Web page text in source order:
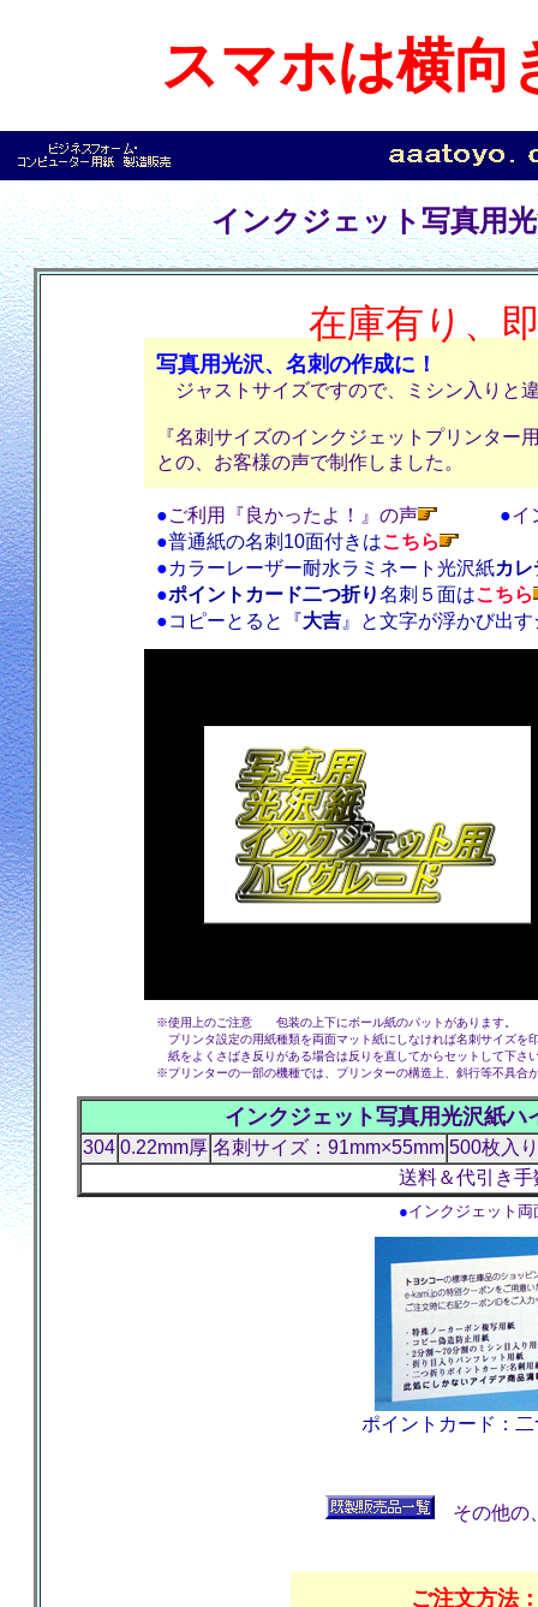
スマホは横向
インクジェット写真用
在庫有り、
写真用光沢、名刺の作成に！
ジャストサイズですので、ミシン入りと
『名刺サイズのインクジェットプリンタ
との、お客様の声で制作しました。
●ご利用『良かったよ！』の声 ●イ
●普通紙の名刺10面付きはこちら
●カラーレーザー耐水ラミネート光沢紙カ
●ポイントカード二つ折り名刺５面はこちら
●コピーとると『大吉 』と文字が浮かび出
※使用上のご注意 包装の上下にボール紙のパットがあります。
プリンタ設定の用紙種類を両面マット紙にしなければ名刺サイズを
紙をよくさばき反りがある場合は反りを直してからセットして下さ
※プリンターの一部の機種では、プリンターの構造上、斜行等不具合
インクジェット写真用光沢紙
304 0.22mm厚 名刺サイズ：91mm×55mm 500枚入り
送料＆代引き手
●インクジェット
ポイントカード：
その他の
ご注文方法